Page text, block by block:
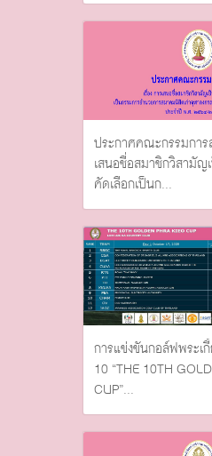
ประกาศคณะกรรมการ
เสนอชื่อสมาชิกวิสามั
คัดเลือกเป็นก...
การแข่งขันกอล์ฟพระเ
10 “THE 10TH
CUP”...